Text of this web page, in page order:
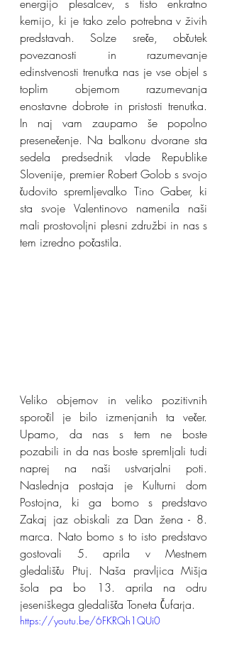
energijo plesalcev, s tisto enkratno
kemijo, ki je tako zelo potrebna v živih
predstavah. Solze sreče, občutek
povezanosti in razumevanje
edinstvenosti trenutka nas je vse objel s
toplim objemom razumevanja
enostavne dobrote in pristosti trenutka.
In naj vam zaupamo še popolno
presenečenje. Na balkonu dvorane sta
sedela predsednik vlade Republike
Slovenije, premier Robert Golob s svojo
čudovito spremljevalko Tino Gaber, ki
sta svoje Valentinovo namenila naši
mali prostovoljni plesni združbi in nas s
tem izredno počastila.
Veliko objemov in veliko pozitivnih
sporočil je bilo izmenjanih ta večer.
Upamo, da nas s tem ne boste
pozabili in da nas boste spremljali tudi
naprej na naši ustvarjalni poti.
Naslednja postaja je Kulturni dom
Postojna, ki ga bomo s predstavo
Zakaj jaz obiskali za Dan žena - 8.
marca. Nato bomo s to isto predstavo
gostovali 5. aprila v Mestnem
gledališču Ptuj. Naša pravljica Mišja
šola pa bo 13. aprila na odru
jeseniškega gledališča Toneta Čufarja.
https://youtu.be/6FKRQh1QUi0